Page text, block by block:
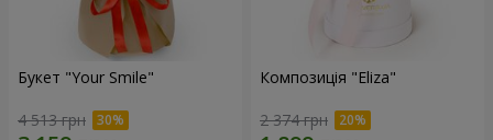
Букет "Your Smile"
4 513 грн
Композиція "Eliza"
2 374 грн